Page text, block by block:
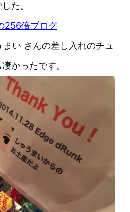
た。
256倍ブログ
まい さんの差し入れのチュ
かったです。